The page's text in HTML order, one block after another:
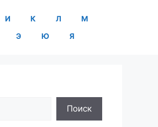
И К Л
М
Э Ю Я
Поиск